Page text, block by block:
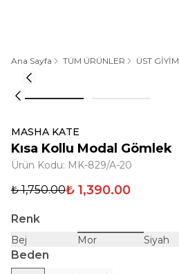
Ana Sayfa TÜM ÜRÜNLER ÜST GİYİM
MASHA KATE
Kısa Kollu Modal Gömlek
Ürün Kodu: MK-829/A-20
₺ 1,750.00₺ 1,390.00
Renk
Bej Mor Siyah
Beden